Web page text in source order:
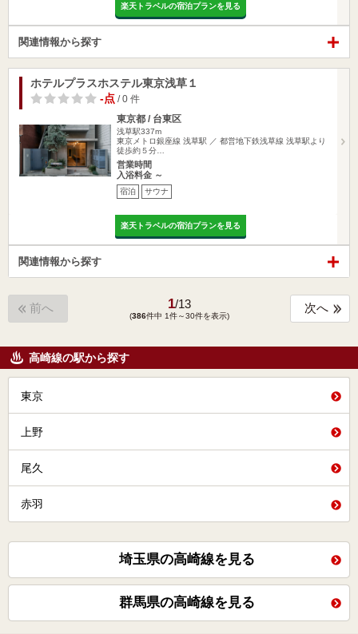
楽天トラベルの宿泊プランを見る
関連情報から探す
ホテルプラスホステル東京浅草１
-点 / 0 件
東京都 / 台東区
浅草駅337m
東京メトロ銀座線 浅草駅 ／ 都営地下鉄浅草線 浅草駅より
徒歩約５分…
営業時間
入浴料金 ～
宿泊 サウナ
楽天トラベルの宿泊プランを見る
関連情報から探す
前へ 1/13
(386件中 1件～30件を表示)
次へ
高崎線の駅から探す
東京
上野
尾久
赤羽
埼玉県の高崎線を見る
群馬県の高崎線を見る